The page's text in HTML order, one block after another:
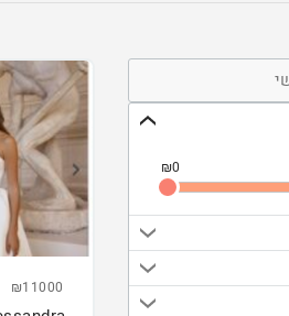
₪0
₪11000